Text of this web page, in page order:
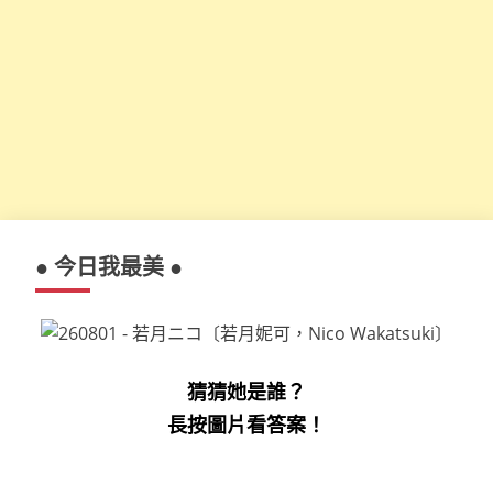
● 今日我最美 ●
猜猜她是誰？
長按圖片看答案！